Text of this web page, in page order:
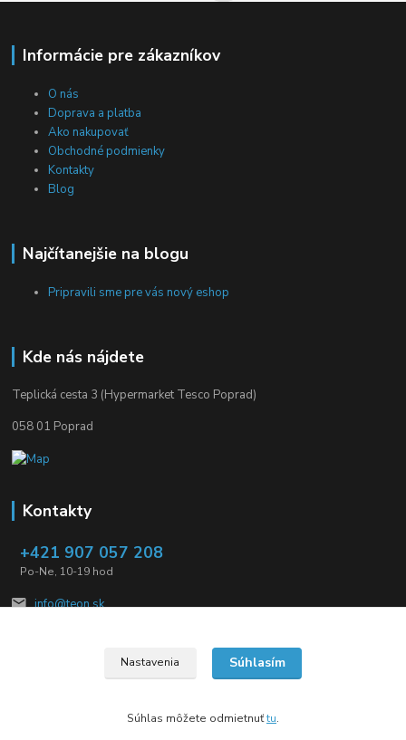
Informácie pre zákazníkov
O nás
Doprava a platba
Ako nakupovať
Obchodné podmienky
Kontakty
Blog
Najčítanejšie na blogu
Pripravili sme pre vás nový eshop
Kde nás nájdete
Teplická cesta 3 (Hypermarket Tesco Poprad)
058 01 Poprad
Kontakty
+421 907 057 208
Po-Ne, 10-19 hod
info@teon.sk
Nastavenia Súhlasím
Súhlas môžete odmietnuťtu.